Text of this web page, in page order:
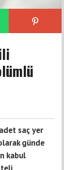
saç yer
günde
kabul